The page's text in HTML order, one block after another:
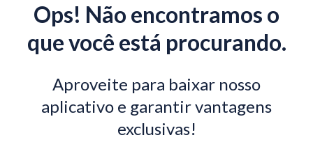
Ops! Não encontramos o
que você está procurando.
Aproveite para baixar nosso
aplicativo e garantir vantagens
exclusivas!